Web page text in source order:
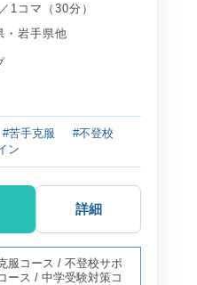
1コマ（30分）
・ 岩手県他
#苦手克服
#不登校
ン
詳細
服コース /不登校サポ
ース /中学受験対策コ